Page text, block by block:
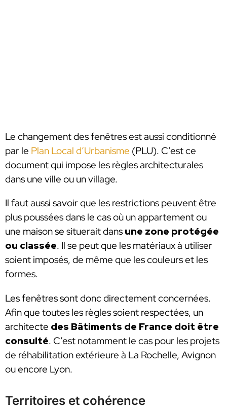
Le changement des fenêtres est aussi conditionné
par le Plan Local d’Urbanisme (PLU). C’est ce
document qui impose les règles architecturales
dans une ville ou un village.
Il faut aussi savoir que les restrictions peuvent être
plus poussées dans le cas où un appartement ou
une maison se situerait dans une zone protégée
ou classée. Il se peut que les matériaux à utiliser
soient imposés, de même que les couleurs et les
formes.
Les fenêtres sont donc directement concernées.
Afin que toutes les règles soient respectées, un
architecte des Bâtiments de France doit être
consulté. C’est notamment le cas pour les projets
de réhabilitation extérieure à La Rochelle, Avignon
ou encore Lyon.
Territoires et cohérence